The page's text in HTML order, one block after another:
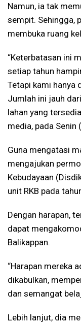
Namun, ia tak
sempit. Sehingga,
membuka ruang
“Keterbatasan ini
setiap tahun
Tetapi kami hanya
Jumlah ini jauh
lahan yang
media, pada
Guna mengatasi
mengajukan
Kebudayaan
unit RKB pada
Dengan harapan,
dapat
Balikappan.
“Harapan mereka
dikabulkan,
dan semangat
Lebih lanjut, dia